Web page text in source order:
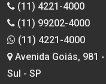
(11) 4221-4000
(11) 99202-4000
(11) 4221-4000
Avenida Goiás, 981
Sul - SP